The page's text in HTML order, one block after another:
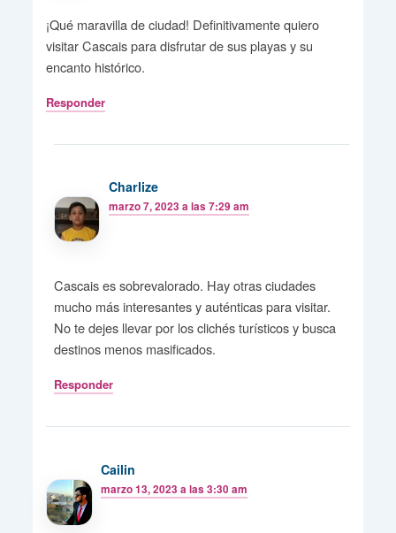
¡Qué maravilla de ciudad! Definitivamente quiero
visitar Cascais para disfrutar de sus playas y su
encanto histórico.
Responder
Charlize
marzo 7, 2023 a las 7:29 am
Cascais es sobrevalorado. Hay otras ciudades
mucho más interesantes y auténticas para visitar.
No te dejes llevar por los clichés turísticos y busca
destinos menos masificados.
Responder
Cailin
marzo 13, 2023 a las 3:30 am